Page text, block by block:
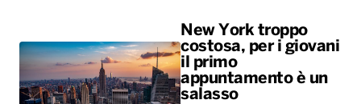
New York troppo
costosa, per i giovani
il primo
appuntamento è un
salasso